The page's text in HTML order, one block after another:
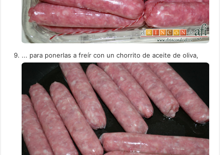
... para ponerlas a freír con un chorrito de aceite de oliva,